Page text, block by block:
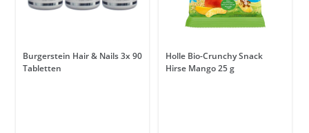
Burgerstein Hair & Nails 3x 90
Tabletten
Holle Bio-Crunchy Snack
Hirse Mango 25 g